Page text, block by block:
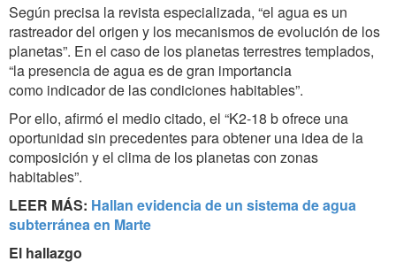
Según precisa la revista especializada, “el agua es un
rastreador del origen y los mecanismos de evolución de los
planetas”. En el caso de los planetas terrestres templados,
“la presencia de agua es de gran importancia
como indicador de las condiciones habitables”.
Por ello, afirmó el medio citado, el “K2-18 b ofrece una
oportunidad sin precedentes para obtener una idea de la
composición y el clima de los planetas con zonas
habitables”.
LEER MÁS: Hallan evidencia de un sistema de agua
subterránea en Marte
El hallazgo